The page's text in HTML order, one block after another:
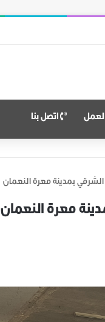
اتصل بنا
بمدينة معرة النعمان
معرة النعمان